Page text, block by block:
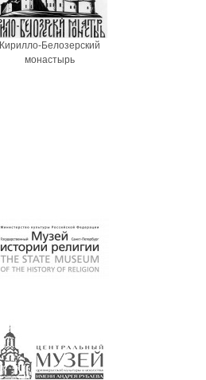
Кирилло-Белозерский
монастырь